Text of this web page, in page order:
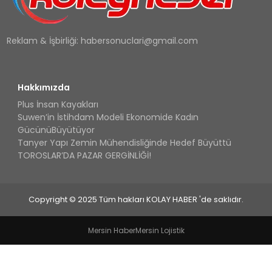
Reklam & İşbirliği: habersonuclari@gmail.com
Hakkımızda
Plus İnsan Kayakları
Suwen’in İstihdam Modeli Ekonomide Kadın
GücünüBüyütüyor
Tanyer Yapı Zemin Mühendisliğinde Hedef Büyüttü
TOROSLAR’DA PAZAR GERGİNLİĞİ!
Copyright © 2025 Tüm hakları KOLAY HABER 'de saklıdır.
Mersin HaberMersin Lojistik